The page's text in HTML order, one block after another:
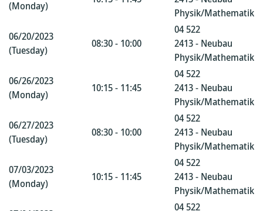
(Monday)
Physik/Mathematik
06/20/2023
(Tuesday)
08:30 - 10:00
04 522
2413 - Neubau
Physik/Mathematik
06/26/2023
(Monday)
10:15 - 11:45
04 522
2413 - Neubau
Physik/Mathematik
06/27/2023
(Tuesday)
08:30 - 10:00
04 522
2413 - Neubau
Physik/Mathematik
07/03/2023
(Monday)
10:15 - 11:45
04 522
2413 - Neubau
Physik/Mathematik
04 522